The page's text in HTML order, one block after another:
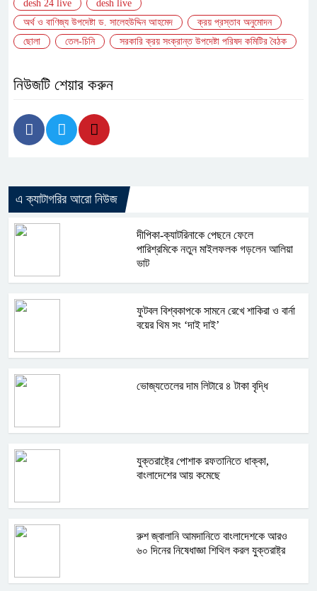
desh 24 live
desh live
অর্থ ও বাণিজ্য উপদেষ্টা ড. সালেহউদ্দিন আহমেদ
ক্রয় প্রস্তাব অনুমোদন
ছোলা
তেল-চিনি সরকারি ক্রয় সংক্রান্ত উপদেষ্টা পরিষদ কমিটির বৈঠক
নিউজটি শেয়ার করুন
এ ক্যাটাগরির আরো নিউজ
দীপিকা-ক্যাটরিনাকে পেছনে ফেলে
পারিশ্রমিকে নতুন মাইলফলক গড়লেন আলিয়া
ভাট
ফুটবল বিশ্বকাপকে সামনে রেখে শাকিরা ও বার্না
বয়ের থিম সং ‘দাই দাই’
ভোজ্যতেলের দাম লিটারে ৪ টাকা বৃদ্ধি
যুক্তরাষ্ট্রে পোশাক রফতানিতে ধাক্কা,
বাংলাদেশের আয় কমেছে
রুশ জ্বালানি আমদানিতে বাংলাদেশকে আরও
৬০ দিনের নিষেধাজ্ঞা শিথিল করল যুক্তরাষ্ট্র